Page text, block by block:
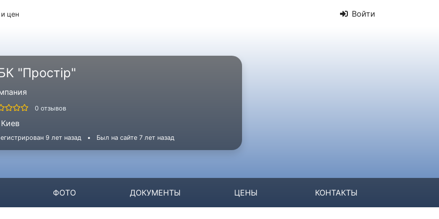
цен Войти
"Простір"
0 отзывов
Киев
9 лет назад • Был на сайте 7 лет назад
ФОТО ДОКУМЕНТЫ ЦЕНЫ КОНТАКТЫ